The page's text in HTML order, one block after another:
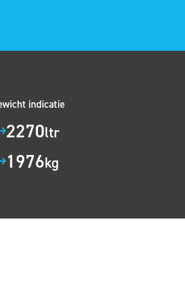
indicatie
2270ltr
1976kg